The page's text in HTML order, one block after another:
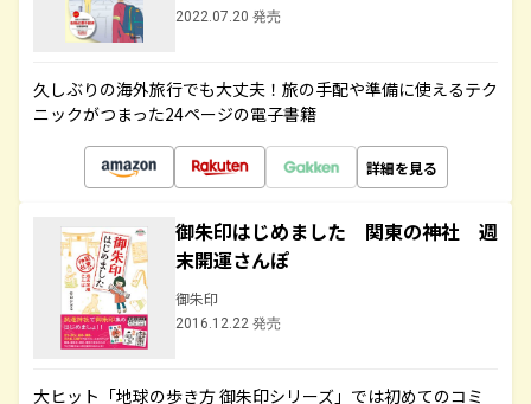
2022.07.20 発売
久しぶりの海外旅行でも大丈夫！旅の手配や準備に使えるテク
ニックがつまった24ページの電子書籍
詳細を見る
御朱印はじめました 関東の神社 週
末開運さんぽ
御朱印
2016.12.22 発売
大ヒット「地球の歩き方 御朱印シリーズ」では初めてのコミ